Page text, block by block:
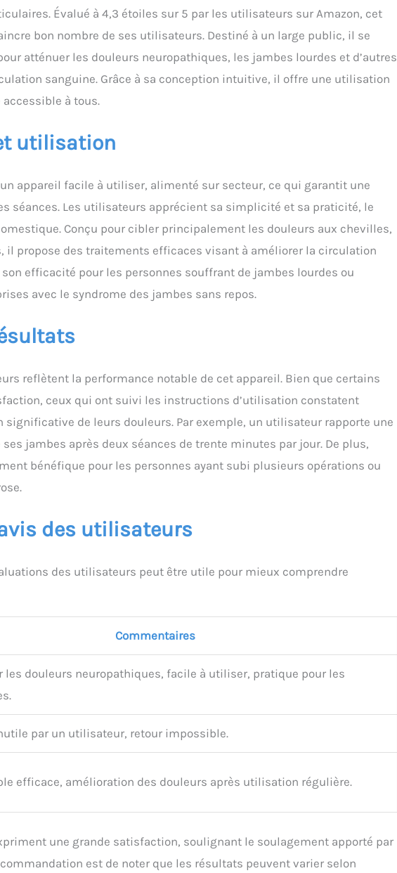
Évalué à 4,3 étoiles sur 5 par les utilisateurs sur Amazon, cet
bon nombre de ses utilisateurs. Destiné à un large public, il se
atténuer les douleurs neuropathiques, les jambes lourdes et d’autres
sanguine. Grâce à sa conception intuitive, il offre une utilisation
à tous.
utilisation
appareil facile à utiliser, alimenté sur secteur, ce qui garantit une
séances. Les utilisateurs apprécient sa simplicité et sa praticité, le
Conçu pour cibler principalement les douleurs aux chevilles,
il propose des traitements efficaces visant à améliorer la circulation
efficacité pour les personnes souffrant de jambes lourdes ou
avec le syndrome des jambes sans repos.
reflètent la performance notable de cet appareil. Bien que certains
ceux qui ont suivi les instructions d’utilisation constatent
significative de leurs douleurs. Par exemple, un utilisateur rapporte une
jambes après deux séances de trente minutes par jour. De plus,
bénéfique pour les personnes ayant subi plusieurs opérations ou
des utilisateurs
des utilisateurs peut être utile pour mieux comprendre
Commentaires
les douleurs neuropathiques, facile à utiliser, pratique pour les
par un utilisateur, retour impossible.
efficace, amélioration des douleurs après utilisation régulière.
une grande satisfaction, soulignant le soulagement apporté par
est de noter que les résultats peuvent varier selon